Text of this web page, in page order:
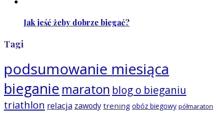
Jak jeść żeby dobrze biegać?
Tagi
podsumowanie miesiąca
bieganie maraton blog o bieganiu
triathlon relacja zawody trening obóz biegowy półmaraton